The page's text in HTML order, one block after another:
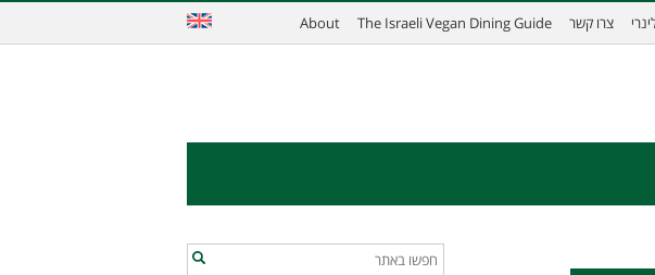
צרו קשר The Israeli Vegan Dining Guide
About